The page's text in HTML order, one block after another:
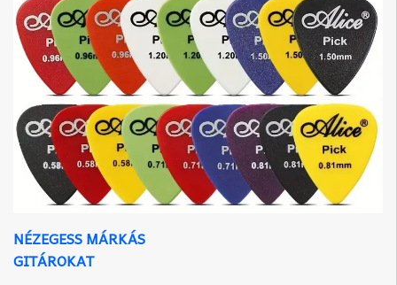
NÉZEGESS MÁRKÁS
GITÁROKAT